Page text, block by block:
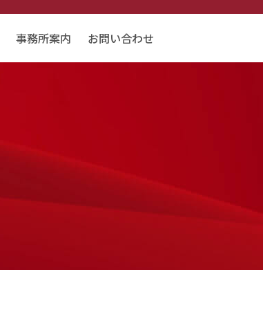
事務所案内 お問い合わせ